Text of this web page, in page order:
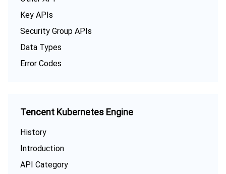
Key APIs
Security Group APIs
Data Types
Error Codes
Tencent Kubernetes Engine
History
Introduction
API Category